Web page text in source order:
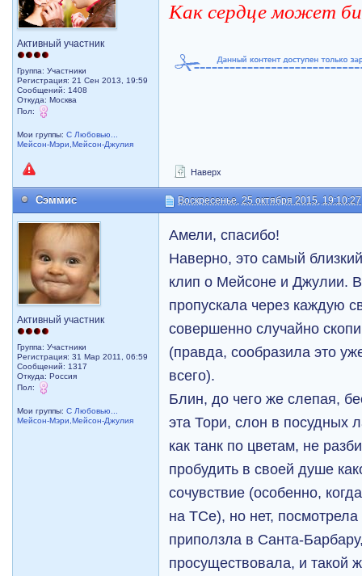
Активный участник
Группа: Участники
Регистрация: 21 Сен 2013, 19:59
Сообщений: 1408
Откуда: Москва
Пол:
Мои группы:С Любовью...
Мейсон-Мэри,Мейсон-Джулия
Как сердце может
Наверх
Сэммис Воскресенье, 25 октября 2015, 19:10:27
Активный участник
Группа: Участники
Регистрация: 31 Мар 2011, 06:59
Сообщений: 1317
Откуда: Россия
Пол:
Мои группы:С Любовью...
Мейсон-Мэри,Мейсон-Джулия
Амели, спасибо!
Наверно, это самый
клип о Мейсоне и Джулии.
пропускала через каждую
совершенно случайно
(правда, сообразила это
всего).
Блин, до чего же слепая,
эта Тори, слон в посудных
как танк по цветам, не
пробудить в своей душе
сочувствие (особенно,
на ТСе), но нет,
приползла в Санта-
просуществовала, и такой